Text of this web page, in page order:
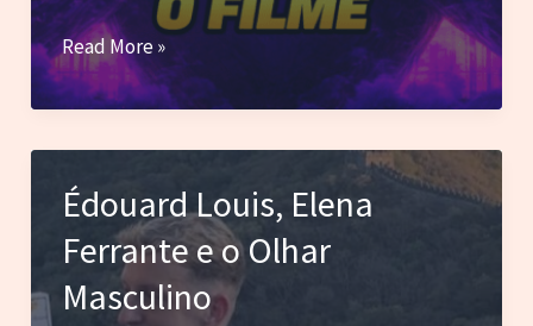
Blog
do
Marc
–
Macaco
da
Noite:
Filme
Read More »
Édouard Louis, Elena
Ferrante e o Olhar
Masculino